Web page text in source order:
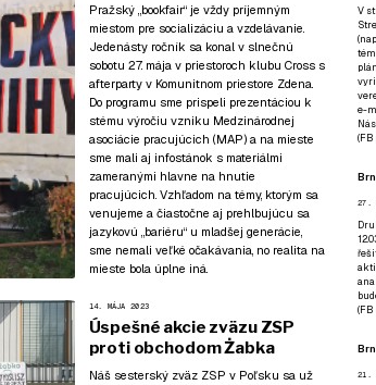
Pražský „bookfair“je vždy príjemným
miestom pre socializáciu a vzdelávanie.
Jedenásty ročník sa konal v slnečnú
sobotu 27. mája v priestoroch klubu Cross s
afterparty v Komunitnom priestore Zdena.
Do programu sme prispeli prezentáciou k
stému výročiu vzniku Medzinárodnej
asociácie pracujúcich (MAP) a na mieste
sme mali aj infostánok s materiálmi
zameranými hlavne na hnutie
pracujúcich. Vzhľadom na témy, ktorým sa
venujeme a čiastočne aj prehlbujúcu sa
jazykovú „bariéru“ u mladšej generácie,
sme nemali veľké očakávania, no realita na
mieste bola úplne iná.
14. MÁJA 2023
Úspešné akcie zväzu ZSP
proti obchodom Żabka
Náš sesterský zväz ZSP v Poľsku sa už
V
e-
(FB
27.
(FB
21.